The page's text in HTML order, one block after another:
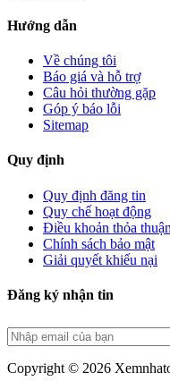
Hướng dẫn
Về chúng tôi
Báo giá và hỗ trợ
Câu hỏi thường gặp
Góp ý báo lỗi
Sitemap
Quy định
Quy định đăng tin
Quy chế hoạt động
Điều khoản thỏa thuận
Chính sách bảo mật
Giải quyết khiếu nại
Đăng ký nhận tin
Copyright © 2026